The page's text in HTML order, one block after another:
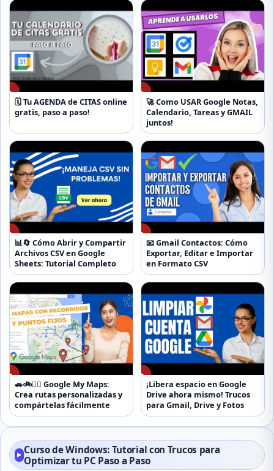
▶
🗓️ Tu AGENDA de CITAS online
gratis, paso a paso!
▶
🚀 Como USAR Google Notas,
Calendario, Tareas y GMAIL
juntos!
▶
📊🔄 Cómo Abrir y Compartir
Archivos CSV en Google
Sheets: Tutorial Completo
▶
📧 Gmail Contactos: Cómo
Exportar, Editar e Importar
en Formato CSV
▶
🚗🚲🚶‍♀️ Google My Maps:
Crea rutas personalizadas y
compártelas fácilmente
▶
¡Libera espacio en Google
Drive ahora mismo! Trucos
para Gmail, Drive y Fotos
▶ Curso de Windows: Tutorial con Trucos para
Optimizar tu PC Paso a Paso